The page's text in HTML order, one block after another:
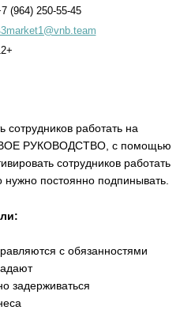
(964) 250-55-45
сотрудников работать на
РУКОВОДСТВО, с помощью
сотрудников работать
нужно постоянно подпинывать.
с обязанностями
задерживаться